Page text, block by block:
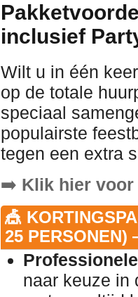
inclusief
Wilt u in één
op de totale
speciaal
populairste
tegen een extra
➡️ Klik hier
🎪
25 PERSONEN)
naar keuze in